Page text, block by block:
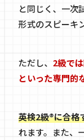
と同じく、一次
形式のスピーキ
ただし、 2級で
といった専門的
英検2級®に合格
れます。また、